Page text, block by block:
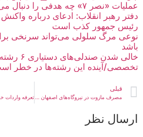
عملیات «نصر ۷» چه هدفی را دنبال می‌کرد؟
دفتر رهبر انقلاب: ادعای درباره واکنش
رئیس جمهور کذب است
نوعی مرگ سلولی می‌تواند سرنخی
باشد
خالی شدن
تخصصی/آینده این رشته‌ها در خطر
قبلی
مصرف مازوت در نیروگاه‌های اصفهان کاهش نیافته است
ارسال نظر